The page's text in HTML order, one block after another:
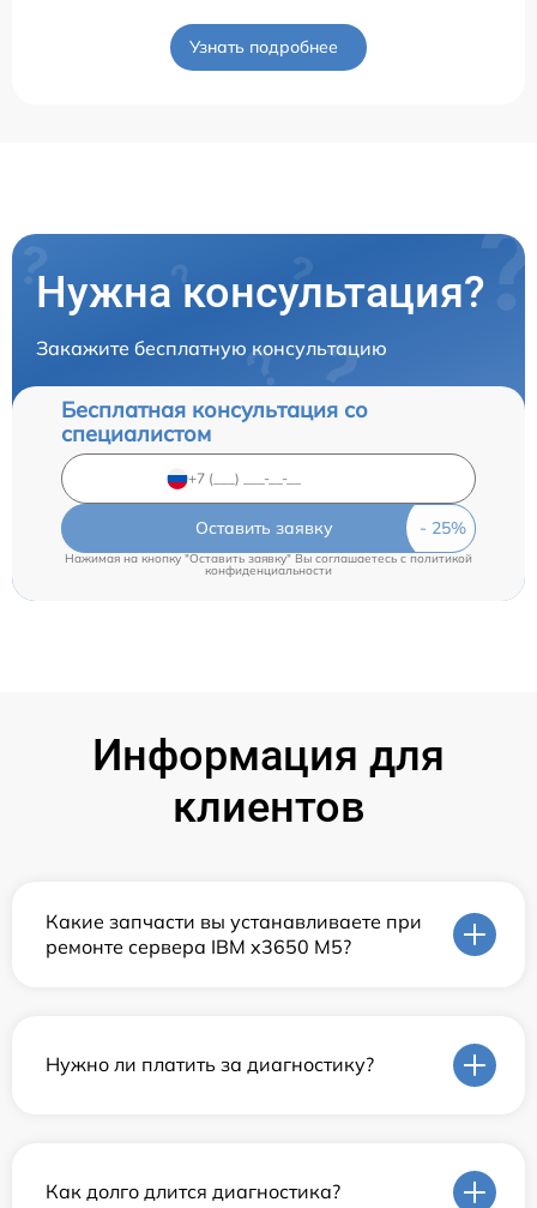
Узнать подробнее
Нужна консультация?
Закажите бесплатную консультацию
Бесплатная консультация со
специалистом
Оставить заявку
Нажимая на кнопку "Оставить заявку" Вы соглашаетесь cполитикой
конфиденциальности
Информация для
клиентов
Какие запчасти вы устанавливаете при
ремонте сервера IBM x3650 M5?
Нужно ли платить за диагностику?
Как долго длится диагностика?